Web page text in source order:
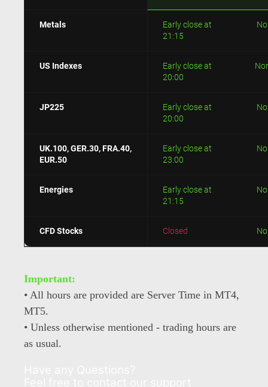
Metals
Early close at
21:15
US Indexes
Early close at
20:00
JP225
Early close at
20:00
UK.100, GER.30,FRA.40,
EUR.50
Early close at
23:00
Energies
Early close at
21:15
CFD Stocks Closed
Important:
• All hours are provided are Server Time in MT4,
MT5.
• Unless otherwise mentioned - trading hours are
as usual.